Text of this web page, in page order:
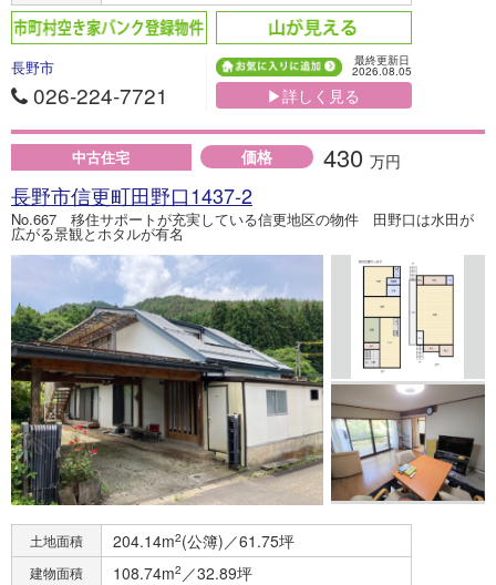
長野市
026-224-7721
最終更新日
2026.08.05
▶詳しく見る
中古住宅 価格 430 万円
長野市信更町田野口1437-2
No.667 移住サポートが充実している信更地区の物件 田野口は水田が
広がる景観とホタルが有名
土地面積 204.14m2(公簿)／61.75坪
建物面積 108.74m2 ／32.89坪